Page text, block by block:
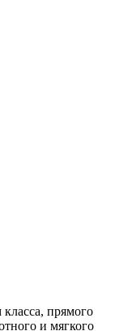
прямого
и мягкого